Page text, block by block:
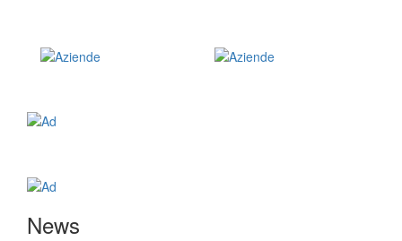
News